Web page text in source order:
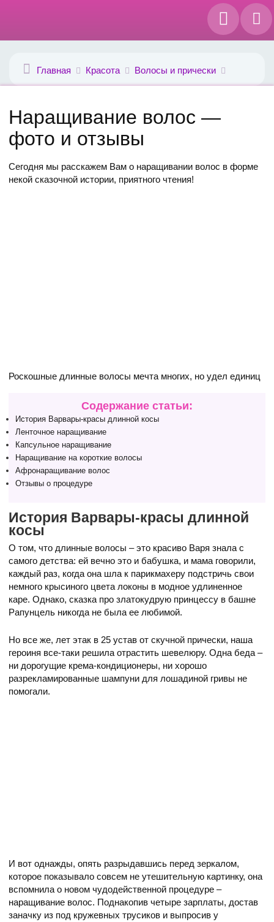
Главная Красота Волосы и прически
Наращивание волос —
фото и отзывы
Сегодня мы расскажем Вам о наращивании волос в форме
некой сказочной истории, приятного чтения!
Роскошные длинные волосы мечта многих, но удел единиц
Содержание статьи:
История Варвары-красы длинной косы
Ленточное наращивание
Капсульное наращивание
Наращивание на короткие волосы
Афронаращивание волос
Отзывы о процедуре
История Варвары-красы длинной
косы
О том, что длинные волосы – это красиво Варя знала с
самого детства: ей вечно это и бабушка, и мама говорили,
каждый раз, когда она шла к парикмахеру подстричь свои
немного крысиного цвета локоны в модное удлиненное
каре. Однако, сказка про златокудрую принцессу в башне
Рапунцель никогда не была ее любимой.
Но все же, лет этак в 25 устав от скучной прически, наша
героиня все-таки решила отрастить шевелюру. Одна беда –
ни дорогущие крема-кондиционеры, ни хорошо
разрекламированные шампуни для лошадиной гривы не
помогали.
И вот однажды, опять разрыдавшись перед зеркалом,
которое показывало совсем не утешительную картинку, она
вспомнила о новом чудодейственной процедуре –
наращивание волос. Поднакопив четыре зарплаты, достав
заначку из под кружевных трусиков и выпросив у